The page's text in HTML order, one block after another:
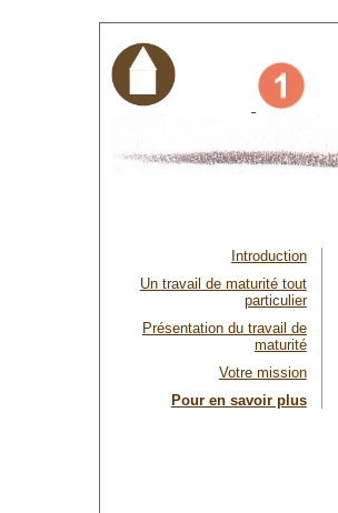
Introduction
Un travail de maturité tout
particulier
Présentation du travail de
maturité
Votre mission
Pour en savoir plus